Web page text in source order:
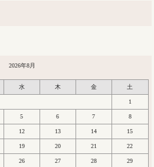
2026年8月
水 木 金 土
1
5 6 7 8
12 13 14 15
19 20 21 22
26 27 28 29